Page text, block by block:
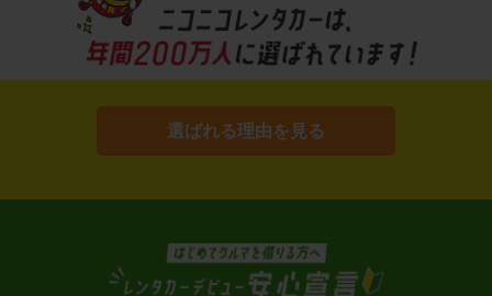
選ばれる理由を見る